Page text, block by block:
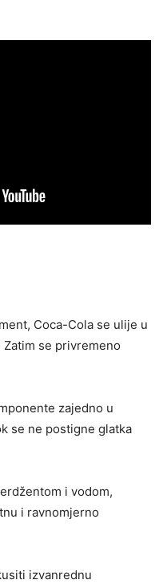
Coca-Cola se ulije u
se privremeno
zajedno u
se ne postigne glatka
i vodom,
i ravnomjerno
izvanrednu